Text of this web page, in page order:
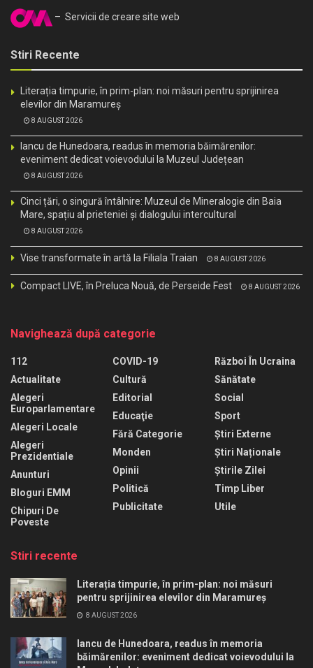
– Servicii de creare site web
Stiri Recente
Literația timpurie, în prim-plan: noi măsuri pentru sprijinirea
elevilor din Maramureș
8 AUGUST 2026
Iancu de Hunedoara, readus în memoria băimărenilor:
eveniment dedicat voievodului la Muzeul Județean
8 AUGUST 2026
Cinci țări, o singură întâlnire: Muzeul de Mineralogie din Baia
Mare, spațiu al prieteniei și dialogului intercultural
8 AUGUST 2026
Vise transformate în artă la Filiala Traian 8 AUGUST 2026
Compact LIVE, în Preluca Nouă, de Perseide Fest 8 AUGUST 2026
Navighează după categorie
112
Actualitate
Alegeri
Europarlamentare
Alegeri Locale
Alegeri
Prezidentiale
Anunturi
Bloguri EMM
Chipuri De
Poveste
COVID-19
Cultură
Editorial
Educaţie
Fără Categorie
Monden
Opinii
Politică
Publicitate
Război În Ucraina
Sănătate
Social
Sport
Știri Externe
Știri Naționale
Știrile Zilei
Timp Liber
Utile
Stiri recente
Literația timpurie, în prim-plan: noi măsuri
pentru sprijinirea elevilor din Maramureș
8 AUGUST 2026
Iancu de Hunedoara, readus în memoria
băimărenilor: eveniment dedicat voievodului la